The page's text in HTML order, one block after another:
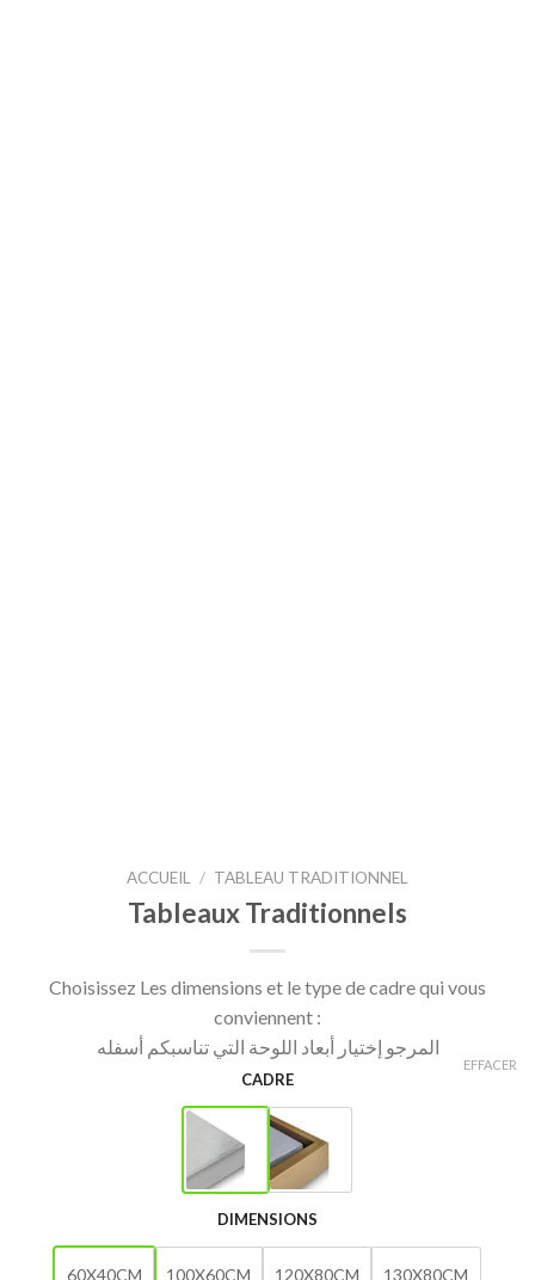
ACCUEIL / TABLEAU TRADITIONNEL
Tableaux Traditionnels
Choisissez Les dimensions et le type de cadre qui vous
conviennent :
المرجو إختيار أبعاد اللوحة التي تناسبكم أسفله
CADRE
DIMENSIONS
60X40CM 100X60CM 120X80CM 130X80CM
EFFACER